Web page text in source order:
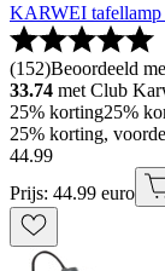
KARWEI
(152)Beoordeeld
33.74 met Club
25% korting25%
25% korting,
44.99
Prijs: 44.99 euro